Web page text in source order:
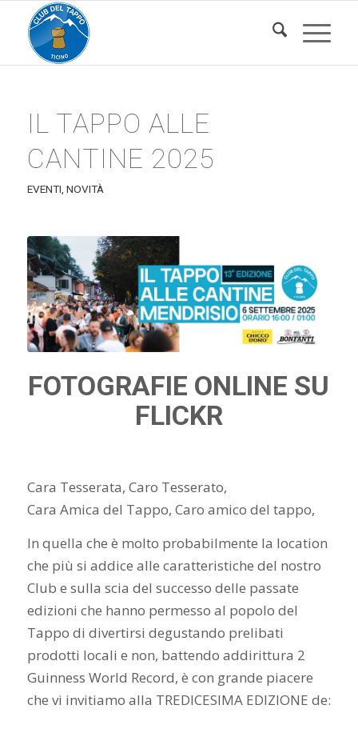
IL TAPPO ALLE
CANTINE 2025
EVENTI NOVITÀ
FOTOGRAFIE ONLINE SU
FLICKR
Cara Tesserata, Caro Tesserato,
Cara Amica del Tappo, Caro amico del tappo,
In quella che è molto probabilmente la location
che più si addice alle caratteristiche del nostro
Club e sulla scia del successo delle passate
edizioni che hanno permesso al popolo del
Tappo di divertirsi degustando prelibati
prodotti locali e non, battendo addirittura 2
Guinness World Record, è con grande piacere
che vi invitiamo alla TREDICESIMA EDIZIONE de: